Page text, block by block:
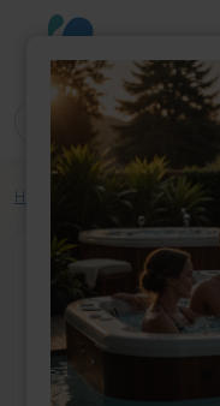
Home Whirlpool-Teile